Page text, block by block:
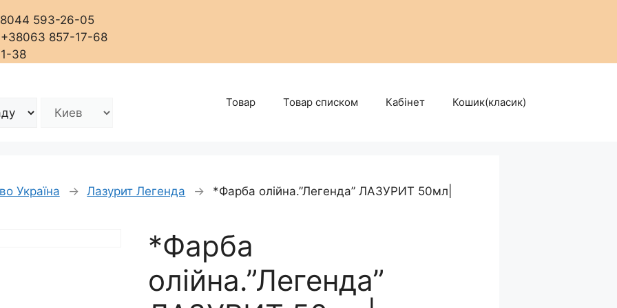
593-26-05
857-17-68
38
Товар Товар списком Кабінет Кошик(класик)
Україна → Лазурит Легенда →
*Фарба олійна.”Легенда” ЛАЗУРИТ 50мл|
*Фарба
олійна.”Легенда”